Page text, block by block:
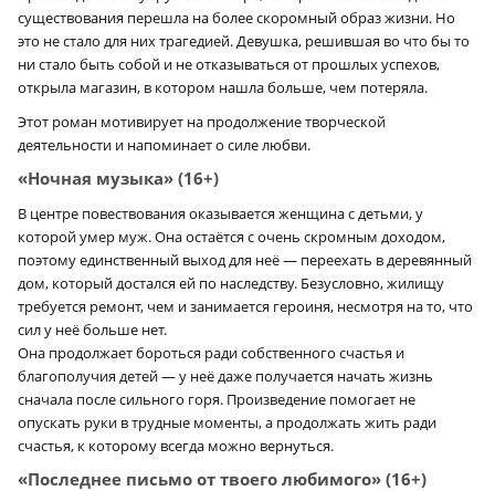
существования перешла на более скоромный образ жизни. Но
это не стало для них трагедией. Девушка, решившая во что бы то
ни стало быть собой и не отказываться от прошлых успехов,
открыла магазин, в котором нашла больше, чем потеряла.
Этот роман мотивирует на продолжение творческой
деятельности и напоминает о силе любви.
«Ночная музыка» (16+)
В центре повествования оказывается женщина с детьми, у
которой умер муж. Она остаётся с очень скромным доходом,
поэтому единственный выход для неё — переехать в деревянный
дом, который достался ей по наследству. Безусловно, жилищу
требуется ремонт, чем и занимается героиня, несмотря на то, что
сил у неё больше нет.
Она продолжает бороться ради собственного счастья и
благополучия детей — у неё даже получается начать жизнь
сначала после сильного горя. Произведение помогает не
опускать руки в трудные моменты, а продолжать жить ради
счастья, к которому всегда можно вернуться.
«Последнее письмо от твоего любимого» (16+)